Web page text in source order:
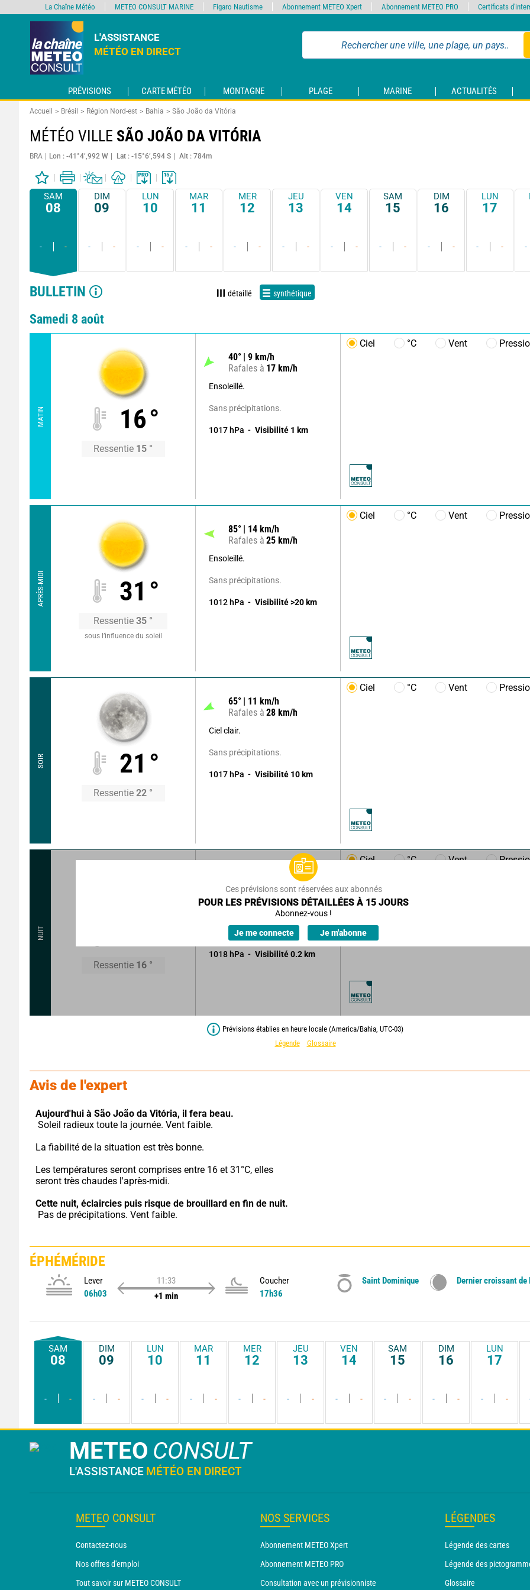
L'ASSISTANCE
MÉTÉO EN DIRECT
PRÉVISIONS CARTE MÉTÉO MONTAGNE PLAGE MARINE ACTUALITÉS
Accueil Brésil Région Nord-est Bahia São João da Vitória
MÉTÉO VILLE SÃO JOÃO DA VITÓRIA
BRA Lon : -41°4’,992 W Lat : -15°6’,594 S Alt : 784m
SAM
08
- -
DIM
09
- -
LUN
10
- -
MAR
11
- -
MER
12
- -
JEU
13
- -
VEN
14
- -
SAM
15
- -
DIM
16
- -
LUN
17
- - -
BULLETIN détaillé synthétique
Samedi 8 août
MATIN 16°
Ressentie 15 °
40° 9 km/h
Rafales à 17 km/h
Ensoleillé.
Sans précipitations.
1017 hPa Visibilité 1 km
Ciel °C Vent
APRÈS-MIDI 31 °
Ressentie 35 °
sous l’influence du soleil
85° 14 km/h
Rafales à 25 km/h
Ensoleillé.
Sans précipitations.
1012 hPa Visibilité >20 km
Ciel °C Vent
SOIR 21 °
Ressentie 22 °
65° 11 km/h
Rafales à 28 km/h
Ciel clair.
Sans précipitations.
1017 hPa Visibilité 10 km
Ciel °C Vent
NUIT
Ressentie 16 °
Rafales à7 km/h
Ciel clair, puis risque de brumes
Sans précipitations.
1018 hPa Visibilité 0.2 km
Ciel °C Vent
Ces prévisions sont réservées aux abonnés
POUR LES PRÉVISIONS DÉTAILLÉES À 15 JOURS
Abonnez-vous !
Je me connecte Je m'abonne
Prévisions établies en heure locale (America/Bahia, UTC-03)
Légende
Glossaire
Avis de l'expert
Aujourd'hui à São João da Vitória, il fera beau.
Soleil radieux toute la journée. Vent faible.
La fiabilité de la situation est très bonne.
Les températures seront comprises entre 16 et 31°C, elles
seront très chaudes l'après-midi.
Cette nuit, éclaircies puis risque de brouillard en fin de nuit.
Pas de précipitations. Vent faible.
ÉPHÉMÉRIDE
Lever
06h03
11:33
+1 min
Coucher
17h36
Saint Dominique Dernier croissant de
SAM
08
- -
DIM
09
- -
LUN
10
- -
MAR
11
- -
MER
12
- -
JEU
13
- -
VEN
14
- -
SAM
15
- -
DIM
16
- -
LUN
17
- -
METEO CONSULT
L'ASSISTANCE MÉTÉO EN DIRECT
METEO CONSULT
Contactez-nous
Nos offres d'emploi
Tout savoir sur METEO CONSULT
NOS SERVICES
Abonnement METEO Xpert
Abonnement METEO PRO
Consultation avec un prévisionniste
LÉGENDES
Légende des cartes
Légende des
Glossaire
La Chaîne Météo METEO CONSULT MARINE Figaro Nautisme Abonnement METEO Xpert Abonnement METEO PRO Certificats